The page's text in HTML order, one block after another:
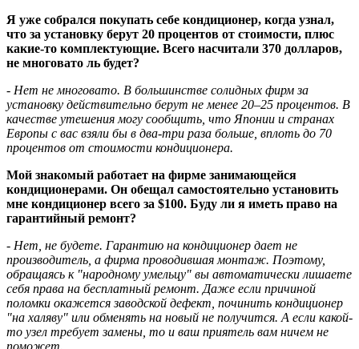
Я уже собрался покупать себе кондиционер, когда узнал,
что за установку берут 20 процентов от стоимости, плюс
какие-то комплектующие. Всего насчитали 370 долларов,
не многовато ль будет?
- Нет не многовато. В большинстве солидных фирм за
установку действительно берут не менее 20–25 процентов. В
качестве утешения могу сообщить, что Японии и странах
Европы с вас взяли бы в два-три раза больше, вплоть до 70
процентов от стоимости кондиционера.
Мой знакомый работает на фирме занимающейся
кондиционерами. Он обещал самостоятельно установить
мне кондиционер всего за $100. Буду ли я иметь право на
гарантийный ремонт?
- Нет, не будете. Гарантию на кондиционер дает не
производитель, а фирма проводившая монтаж. Поэтому,
обращаясь к "народному умельцу" вы автоматически лишаете
себя права на бесплатный ремонт. Даже если причиной
поломки окажется заводской дефект, починить кондиционер
"на халяву" или обменять на новый не получится. А если какой-
то узел требует замены, то и ваш приятель вам ничем не
поможет.